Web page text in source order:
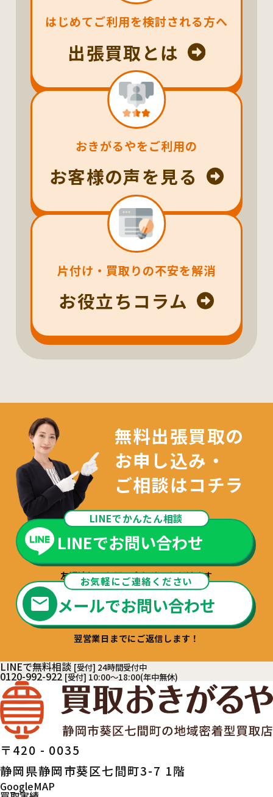
はじめてご利用を検討される方へ
出張買取とは
おきがるやをご利用の
お客様の声を見る
片付け・買取りの不安を解消
お役立ちコラム
無料出張買取の
お申し込み・
ご相談はコチラ
LINEでかんたん相談
LINEでお問い合わせ
友達追加でお問い合わせいただけます
お気軽にご連絡ください
メールでお問い合わせ
翌営業日までにご返信します！
LINEで無料相談 [受付] 24時間受付中
0120-992-922 [受付] 10:00～18:00(年中無休)
〒420 - 0035
静岡県静岡市葵区七間町3-7 1階
GoogleMAP